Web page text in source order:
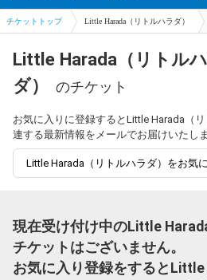
ー
チケットトップ Little Harada（リトルハラダ）
Little Harada（リトル
ダ）
のチケット
お気に入りに登録するとLittle Harada（
連する最新情報をメールでお届けいたしま
Little Harada（リトルハラダ）をお気
現在受け付け中のLittle
チケットはございません。
お気に入り登録をすると